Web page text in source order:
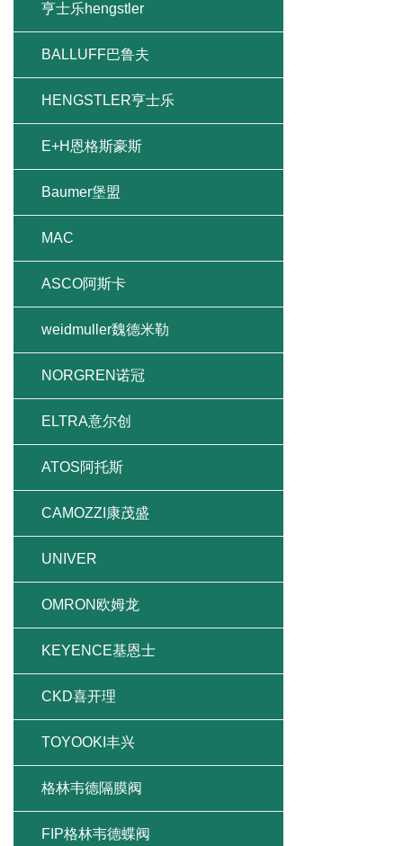
亨士乐hengstler
BALLUFF巴鲁夫
HENGSTLER亨士乐
E+H恩格斯豪斯
Baumer堡盟
MAC
ASCO阿斯卡
weidmuller魏德米勒
NORGREN诺冠
ELTRA意尔创
ATOS阿托斯
CAMOZZI康茂盛
UNIVER
OMRON欧姆龙
KEYENCE基恩士
CKD喜开理
TOYOOKI丰兴
格林韦德隔膜阀
FIP格林韦德蝶阀